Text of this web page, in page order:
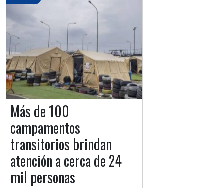
Más de 100
campamentos
transitorios brindan
atención a cerca de 24
mil personas